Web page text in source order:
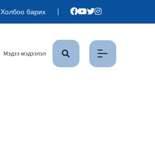
Холбоо барих
Мэдээ мэдээлэл